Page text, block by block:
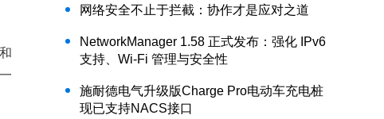
网络安全不止于拦截：协作才是应对之道
NetworkManager 1.58 正式发布：强化 IPv6
支持、Wi-Fi 管理与安全性
施耐德电气升级版Charge Pro电动车充电桩
现已支持NACS接口